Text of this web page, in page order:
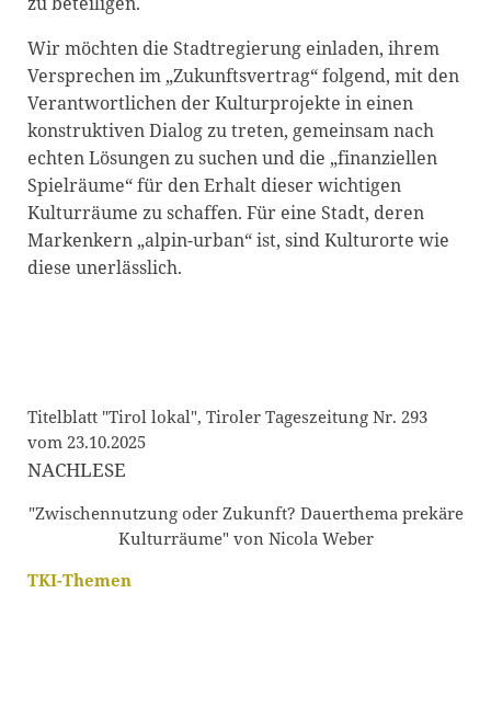
Wir möchten die Stadtregierung einladen, ihrem
Versprechen im „Zukunftsvertrag“ folgend, mit den
Verantwortlichen der Kulturprojekte in einen
konstruktiven Dialog zu treten, gemeinsam nach
echten Lösungen zu suchen und die „finanziellen
Spielräume“ für den Erhalt dieser wichtigen
Kulturräume zu schaffen. Für eine Stadt, deren
Markenkern „alpin-urban“ ist, sind Kulturorte wie
diese unerlässlich.
Titelblatt "Tirol lokal", Tiroler Tageszeitung Nr. 293
vom 23.10.2025
NACHLESE
"Zwischennutzung oder Zukunft? Dauerthema prekäre
Kulturräume" von Nicola Weber
TKI-Themen